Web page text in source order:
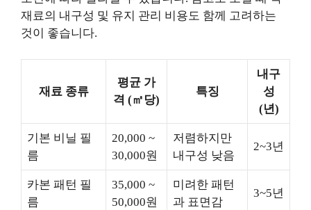
재료의 내구성 및 유지 관리 비용도 함께 고려하는
것이 좋습니다.
재료 종류
평균 가
격 (㎡당)
특징
내구
성
(년)
기본 비닐 필
름
20,000 ~
30,000원
저렴하지만
내구성 낮음
2~3년
카본 패턴 필
름
35,000 ~
50,000원
미려한 패턴
과 표면감
3~5년